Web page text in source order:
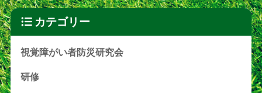
カテゴリー
視覚障がい者防災研究会
研修